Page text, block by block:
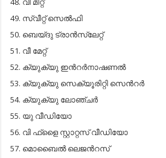
സ്വീ​റ്റ് സെ​ല്‍​ഫി
ബെ​യ്ദു ട്രാ​ന്‍​സ്ലേ​റ്റ്
വീ ​മേ​റ്റ്
ക്യു​ക്യു ഇ​ന്‍റ​ര്‍​നാ​ഷ​ണ​ല്‍
ക്യു​ക്യു സെ​ക്യൂ​രി​റ്റി സെ​ന്‍റ​ര്‍
ക്യു​ക്യു ലോ​ഞ്ച​ര്‍
യു ​വീ​ഡി​യോ
വി ​ഫ്ളൈ സ്റ്റാ​റ്റ​സ് വീ​ഡി​യോ
മൊ​ബൈ​ല്‍ ലെ​ജ​ന്‍റ​സ്